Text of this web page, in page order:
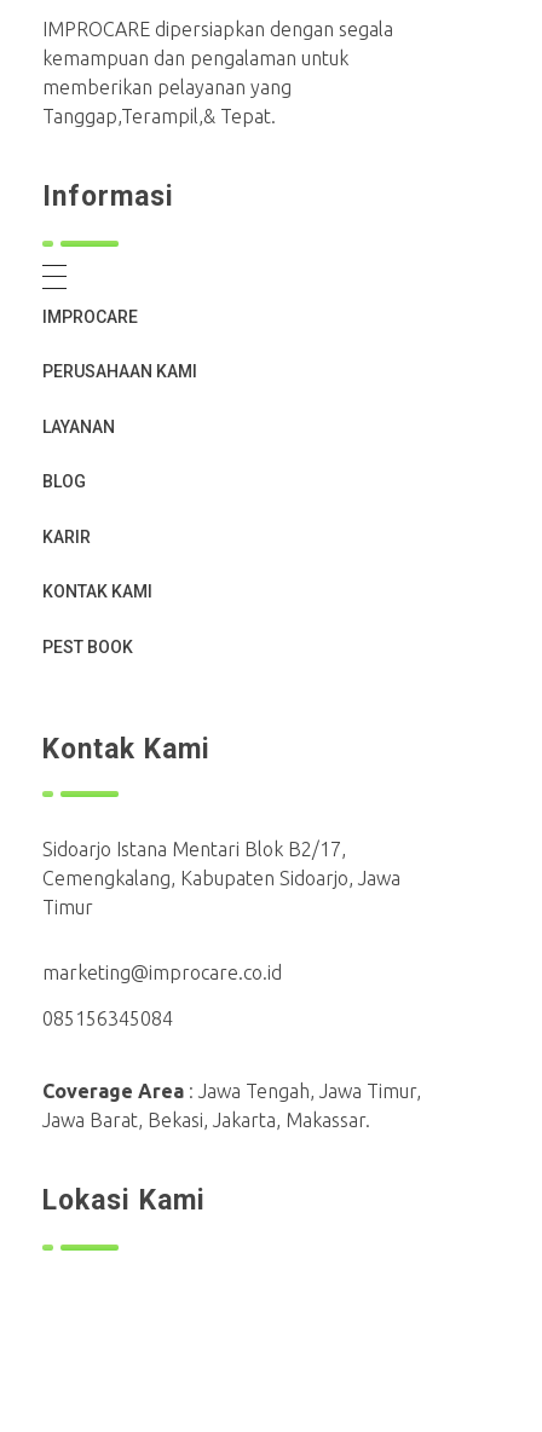
IMPROCARE dipersiapkan dengan segala
kemampuan dan pengalaman untuk
memberikan pelayanan yang
Tanggap,Terampil,& Tepat.
Informasi
IMPROCARE
PERUSAHAAN KAMI
LAYANAN
BLOG
KARIR
KONTAK KAMI
PEST BOOK
Kontak Kami
Sidoarjo Istana Mentari Blok B2/17,
Cemengkalang, Kabupaten Sidoarjo, Jawa
Timur
marketing@improcare.co.id
085156345084
Coverage Area : Jawa Tengah, Jawa Timur,
Jawa Barat, Bekasi, Jakarta, Makassar.
Lokasi Kami